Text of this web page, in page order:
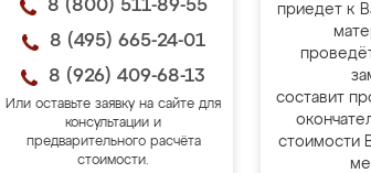
8 (800) 511-89-55
8 (495) 665-24-01
8 (926) 409-68-13
Или оставьте заявку на сайте для
консультации и
предварительного расчёта
стоимости.
приедет к
составит
стоимости